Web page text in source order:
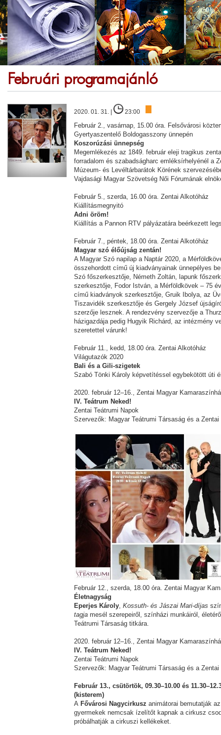
Februári programajánló
2020. 01. 31. | 23:00
Február 2., vasárnap, 15.00 óra. Felsővárosi
Gyertyaszentelő Boldogasszony ünnepén
Koszorúzási ünnepség
Megemlékezés az 1849. február eleji tragikus
forradalom és szabadságharc emléksírhelyénél a
Múzeum- és Levéltárbarátok Körének
Vajdasági Magyar Szövetség Női Fórumának
Február 5., szerda, 16.00 óra. Zentai Alkotóház
Kiállításmegnyitó
Adni öröm!
Kiállítás a Pannon RTV pályázatára beérkezett
Február 7., péntek, 18.00 óra. Zentai Alkotóház
Magyar szó élőújság zentán!
A Magyar Szó napilap a Naptár 2020, a
összehordott című új kiadványainak ünnepélyes
Szó főszerkesztője, Németh Zoltán, lapunk
szerkesztője, Fodor István, a Mérföldkövek – 75
című kiadványok szerkesztője, Gruik Ibolya, az
Tiszavidék szerkesztője és Gergely József
szerzője lesznek. A rendezvény szervezője a
házigazdája pedig Hugyik Richárd, az intézmény
szeretettel várunk!
Február 11., kedd, 18.00 óra. Zentai Alkotóház
Világutazók 2020
Bali és a Gili-szigetek
Szabó Tönki Károly képvetítéssel egybekötött úti
2020. február 12–16., Zentai Magyar
IV. Teátrum Neked!
Zentai Teátrumi Napok
Szervezők: Magyar Teátrumi Társaság és a
Február 12., szerda, 18.00 óra. Zentai Magyar
Életnagyság
Eperjes Károly, Kossuth- és Jászai Mari-díjas
tagja mesél szerepeiről, színházi munkáiról,
Teátrumi Társaság titkára.
2020. február 12–16., Zentai Magyar
IV. Teátrum Neked!
Zentai Teátrumi Napok
Szervezők: Magyar Teátrumi Társaság és a
Február 13., csütörtök, 09.30–10.00 és
(kisterem)
A Fővárosi Nagycirkusz animátorai bemutatják
gyermekek nemcsak ízelítőt kapnak a cirkusz
próbálhatják a cirkuszi kellékeket.